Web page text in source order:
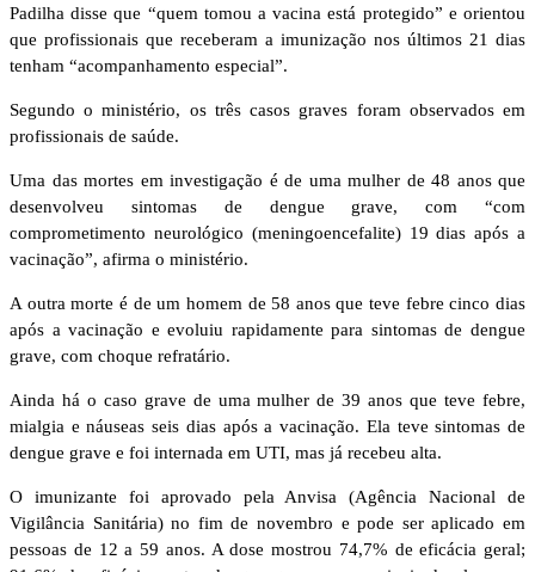
Padilha disse que “quem tomou a vacina está protegido” e orientou
que profissionais que receberam a imunização nos últimos 21 dias
tenham “acompanhamento especial”.
Segundo o ministério, os três casos graves foram observados em
profissionais de saúde.
Uma das mortes em investigação é de uma mulher de 48 anos que
desenvolveu sintomas de dengue grave, com “com
comprometimento neurológico (meningoencefalite) 19 dias após a
vacinação”, afirma o ministério.
A outra morte é de um homem de 58 anos que teve febre cinco dias
após a vacinação e evoluiu rapidamente para sintomas de dengue
grave, com choque refratário.
Ainda há o caso grave de uma mulher de 39 anos que teve febre,
mialgia e náuseas seis dias após a vacinação. Ela teve sintomas de
dengue grave e foi internada em UTI, mas já recebeu alta.
O imunizante foi aprovado pela Anvisa (Agência Nacional de
Vigilância Sanitária) no fim de novembro e pode ser aplicado em
pessoas de 12 a 59 anos. A dose mostrou 74,7% de eficácia geral;